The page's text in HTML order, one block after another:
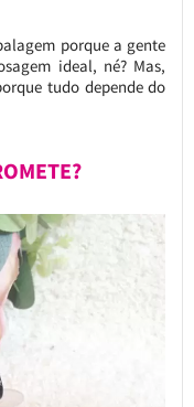
porque a gente
ideal, né? Mas,
tudo depende do